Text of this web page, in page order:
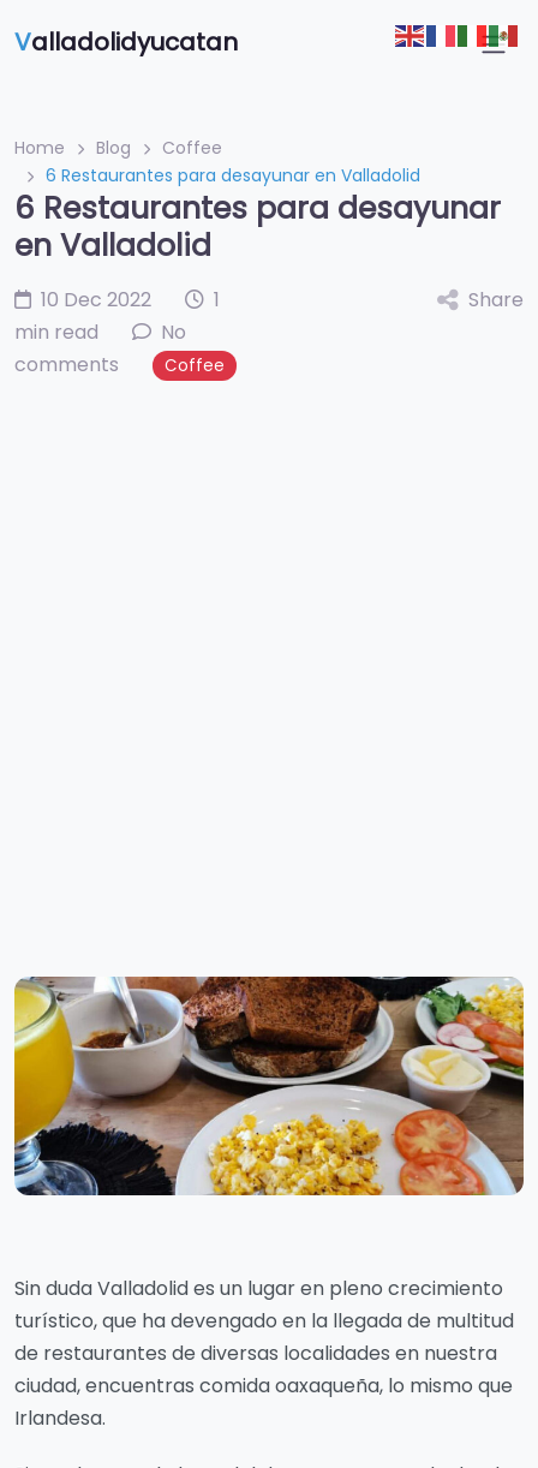
Valladolidyucatan
Home Blog
Coffee
6 Restaurantes para desayunar en Valladolid
6 Restaurantes para desayunar
en Valladolid
10 Dec 2022
1
min read
No
comments
Coffee
Share
Sin duda Valladolid es un lugar en pleno crecimiento
turístico, que ha devengado en la llegada de multitud
de restaurantes de diversas localidades en nuestra
ciudad, encuentras comida oaxaqueña, lo mismo que
Irlandesa.